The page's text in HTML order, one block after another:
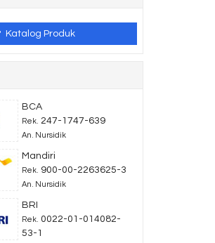
Katalog Produk
BCA
Rek. 247-1747-639
An. Nursidik
Mandiri
Rek. 900-00-2263625-3
An. Nursidik
BRI
Rek.
0022-01-014082-
53-1